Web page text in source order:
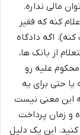
مالی نداره.
کنه که فقیر
اگه دادگاه
از بانک ها،
علیه رو
یا حتی برای یه
این معنی نیست
و زمان پرداخت
کنید. این یک دلیل